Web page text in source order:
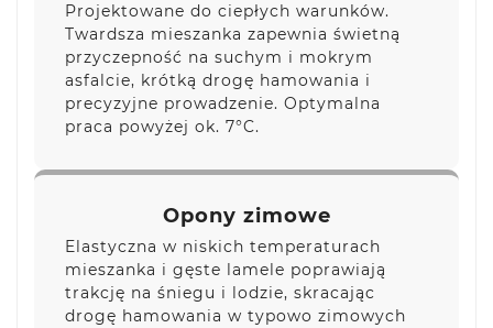
Projektowane do ciepłych warunków.
Twardsza mieszanka zapewnia świetną
przyczepność na suchym i mokrym
asfalcie, krótką drogę hamowania i
precyzyjne prowadzenie. Optymalna
praca powyżej ok. 7°C.
Opony zimowe
Elastyczna w niskich temperaturach
mieszanka i gęste lamele poprawiają
trakcję na śniegu i lodzie, skracając
drogę hamowania w typowo zimowych